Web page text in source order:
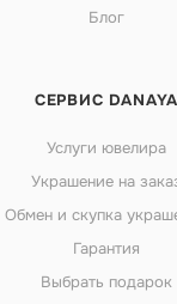
Блог
СЕРВИС DANAYA
Услуги ювелира
Украшение на
Обмен и скупка
Гарантия
Выбрать подарок